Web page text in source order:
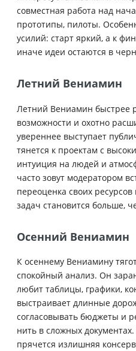
совместная работа над
прототипы, пилоты.
усилий: старт яркий, а к
иначе идеи остаются в
Летний Вениамин
Летний Вениамин быстрее
возможности и охотно
увереннее выступает
тянется к проектам с
интуиция на людей и
часто зовут модератором
переоценка своих ресурсов
задач становится больше,
Осенний Вениамин
К осеннему Вениамину
спокойный анализ. Он
любит таблицы, графики,
выстраивает длинные
согласовывать бюджеты и
нить в сложных
прячется излишняя